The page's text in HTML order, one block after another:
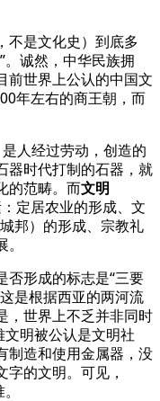
不是文化史）到底多
。诚然，中华民族拥
前世界上公认的中国文
年左右的商王朝，而
是人经过劳动，创造的
器时代打制的石器，就
的范畴。而文明
定居农业的形成、文
邦）的形成、宗教礼
否形成的标志是“三要
是根据西亚的两河流
，世界上不乏并非同时
文明被公认是文明社
制造和使用金属器，没
的文明。可见，